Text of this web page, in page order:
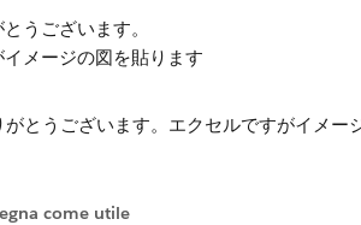
うございます。
メージの図を貼ります​
come utile